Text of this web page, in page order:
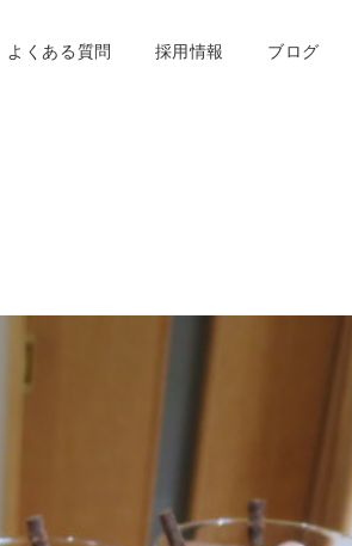
よくある質問 採用情報 ブログ